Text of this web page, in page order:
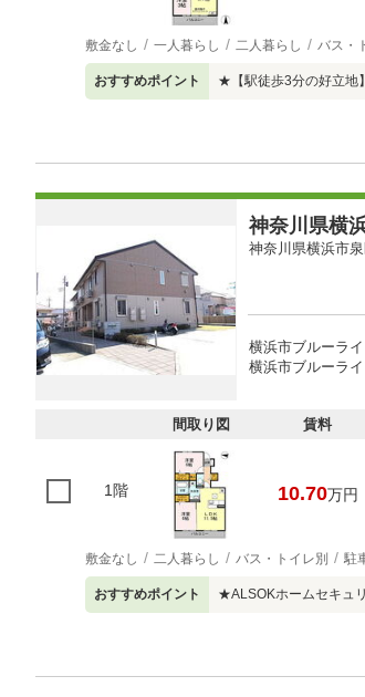
敷金なし 一人暮らし 二人暮らし バス・
おすすめポイント ★【駅徒歩3分の好立地
神奈川県横
神奈川県横浜市
横浜市ブルーラ
横浜市ブルーラ
間取り図 賃料
1階 10.70万円
敷金なし 二人暮らし バス・トイレ別 駐
おすすめポイント ★ALSOKホームセキュ